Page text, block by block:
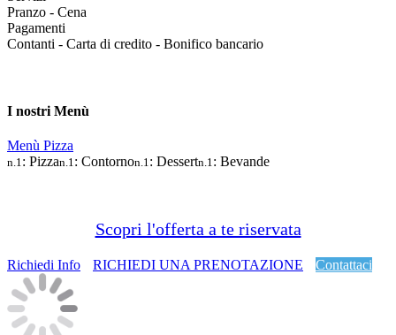
Pranzo - Cena
Pagamenti
Contanti - Carta di credito - Bonifico bancario
I nostri Menù
Menù Pizza
n.1 : Pizzan.1 : Contornon.1 : Dessertn.1 : Bevande
Scopri l'offerta a te riservata
Richiedi Info RICHIEDI UNA PRENOTAZIONE Contattaci